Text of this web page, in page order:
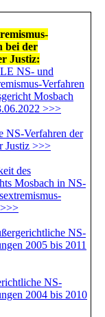
bei der
Justiz:
NS- und
Verfahren
Mosbach
>>>
NS-Verfahren der
Justiz >>>
des
Mosbach in NS-
NS-
2005 bis 2011
NS-
2004 bis 2010